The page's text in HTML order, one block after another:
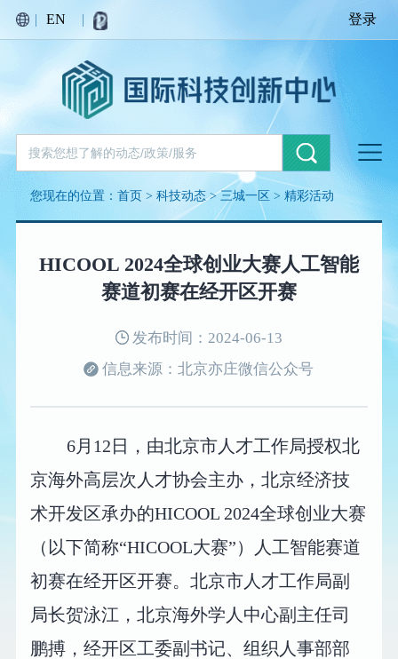
| EN | 登录
您现在的位置：首页 >科技动态>三城一区 >精彩活动
HICOOL 2024全球创业大赛人工智能
赛道初赛在经开区开赛
发布时间：2024-06-13
信息来源：北京亦庄微信公众号
6月12日，由北京市人才工作局授权北
京海外高层次人才协会主办，北京经济技
术开发区承办的HICOOL 2024全球创业大赛
（以下简称“HICOOL大赛”）人工智能赛道
初赛在经开区开赛。北京市人才工作局副
局长贺泳江，北京海外学人中心副主任司
鹏搏，经开区工委副书记、组织人事部部